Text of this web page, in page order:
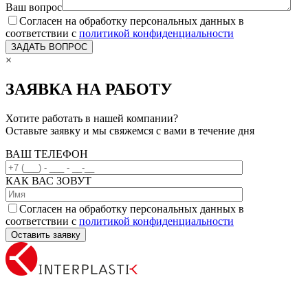
Ваш вопрос
Согласен на обработку персональных данных в
соответствии с политикой конфиденциальности
×
ЗАЯВКА НА РАБОТУ
Хотите работать в нашей компании?
Оставьте заявку и мы свяжемся с вами в течение дня
ВАШ ТЕЛЕФОН
КАК ВАС ЗОВУТ
Согласен на обработку персональных данных в
соответствии с политикой конфиденциальности